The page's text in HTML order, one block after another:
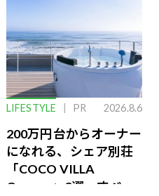
LIFESTYLE PR 2026.8.6
200万円台からオーナー
になれる、シェア別荘
「COCO VILLA
Owners」3選。すべて